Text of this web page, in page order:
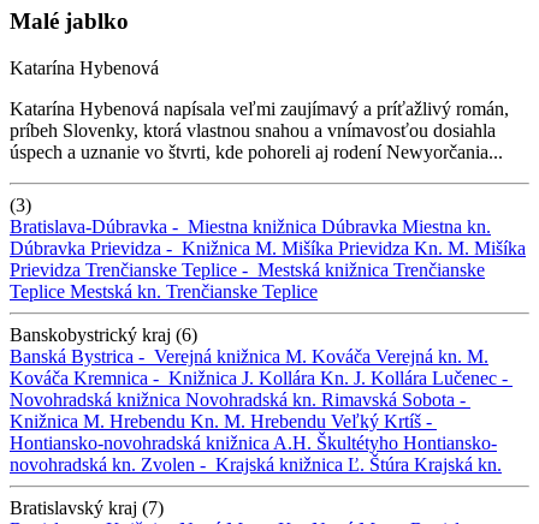
Malé jablko
Katarína Hybenová
Katarína Hybenová napísala veľmi zaujímavý a príťažlivý román,
príbeh Slovenky, ktorá vlastnou snahou a vnímavosťou dosiahla
úspech a uznanie vo štvrti, kde pohoreli aj rodení Newyorčania...
(3)
Bratislava-Dúbravka - Miestna knižnica Dúbravka Miestna kn.
Dúbravka Prievidza - Knižnica M. Mišíka Prievidza Kn. M. Mišíka
Prievidza Trenčianske Teplice - Mestská knižnica Trenčianske
Teplice Mestská kn. Trenčianske Teplice
Banskobystrický kraj (6)
Banská Bystrica - Verejná knižnica M. Kováča Verejná kn. M.
Kováča Kremnica - Knižnica J. Kollára Kn. J. Kollára Lučenec -
Novohradská knižnica Novohradská kn. Rimavská Sobota -
Knižnica M. Hrebendu Kn. M. Hrebendu Veľký Krtíš -
Hontiansko-novohradská knižnica A.H. Škultétyho Hontiansko-
novohradská kn. Zvolen - Krajská knižnica Ľ. Štúra Krajská kn.
Bratislavský kraj (7)